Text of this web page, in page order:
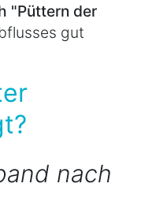
"Püttern der
gut
nach